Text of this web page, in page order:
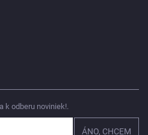
k odberu noviniek!.